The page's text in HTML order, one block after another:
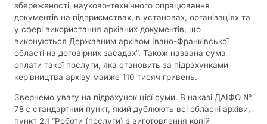
збереженості, науково-технічного опрацювання
документів на підприємствах, в установах, організаціях та
у сфері використання архівних документів, що
виконуються Державним архівом Івано-Франківської
області на договірних засадах”. Також названа сума
оплати такої послуги, яка становить за підрахунками
керівництва архіву майже 110 тисяч гривень.
Звернемо увагу на підрахунок цієї суми. В наказі ДАІФО №
78 є стандартний пункт, який дублюють всі обласні архіви,
пункт 2.1 “Роботи (послуги) з виготовлення копій